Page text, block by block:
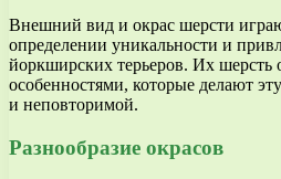
Внешний вид и окрас шерсти
определении уникальности и
йоркширских терьеров. Их шерсть
особенностями, которые делают
и неповторимой.
Разнообразие окрасов